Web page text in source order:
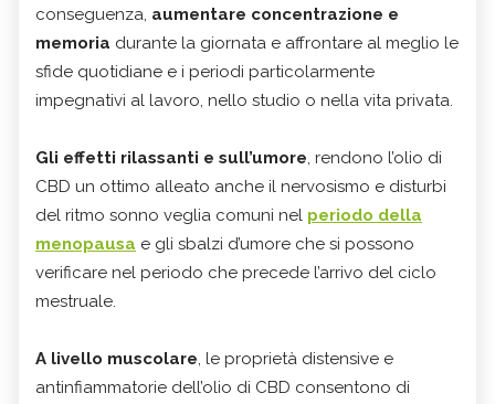
conseguenza, aumentare concentrazione e
memoria durante la giornata e affrontare al meglio le
sfide quotidiane e i periodi particolarmente
impegnativi al lavoro, nello studio o nella vita privata.
Gli effetti rilassanti e sull’umore, rendono l’olio di
CBD un ottimo alleato anche il nervosismo e disturbi
del ritmo sonno veglia comuni nel periodo della
menopausa e gli sbalzi d’umore che si possono
verificare nel periodo che precede l’arrivo del ciclo
mestruale.
A livello muscolare, le proprietà distensive e
antinfiammatorie dell’olio di CBD consentono di